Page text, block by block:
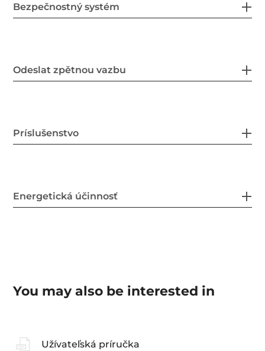
Bezpečnostný systém
Odeslat zpětnou vazbu
Príslušenstvo
Energetická účinnosť
You may also be interested in
Užívateľská príručka